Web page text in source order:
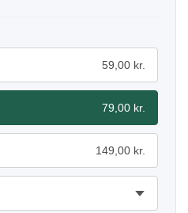
59,00 kr.
79,00 kr.
149,00 kr.